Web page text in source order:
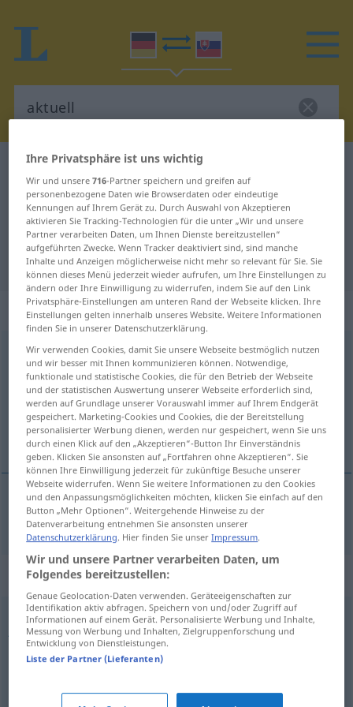
Deutsch-Slowakisch Wörterbuch
Deutsch-Slowakisch Übersetzung
für "aktuell"
"aktuell" Slowakisch Übersetzung
„aktuell“
aktuell
Übersicht aller Übersetzungen
(Für mehr Details die Übersetzung anklicken/antippen)
aktuálny, časový
aktuálny,časový aktuell
Synonyme für "aktuell"
jetzig,augenblicklich (Adj.),heutig,gegenwärtig
in (betont, Emphase) (ugs., engl.)
Ihre Privatsphäre ist uns wichtig
Wir und unsere716-Partner speichern und greifen auf
personenbezogene Daten wie Browserdaten oder eindeutige
Kennungen auf Ihrem Gerät zu. Durch Auswahl von Akzeptieren
aktivieren Sie Tracking-Technologien für die unter „Wir und unsere
Partner verarbeiten Daten, um Ihnen Dienste bereitzustellen“
aufgeführten Zwecke. Wenn Tracker deaktiviert sind, sind manche
Inhalte und Anzeigen möglicherweise nicht mehr so relevant für Sie. Sie
können dieses Menü jederzeit wieder aufrufen, um Ihre Einstellungen zu
ändern oder Ihre Einwilligung zu widerrufen, indem Sie auf den Link
Privatsphäre-Einstellungen am unteren Rand der Webseite klicken. Ihre
Einstellungen gelten innerhalb unseres Website. Weitere Informationen
finden Sie in unserer Datenschutzerklärung.
Wir verwenden Cookies, damit Sie unsere Webseite bestmöglich nutzen
und wir besser mit Ihnen kommunizieren können. Notwendige,
funktionale und statistische Cookies, die für den Betrieb der Webseite
und der statistischen Auswertung unserer Webseite erforderlich sind,
werden auf Grundlage unserer Vorauswahl immer auf Ihrem Endgerät
gespeichert. Marketing-Cookies und Cookies, die der Bereitstellung
personalisierter Werbung dienen, werden nur gespeichert, wenn Sie uns
durch einen Klick auf den „Akzeptieren“-Button Ihr Einverständnis
geben. Klicken Sie ansonsten auf „Fortfahren ohne Akzeptieren“. Sie
können Ihre Einwilligung jederzeit für zukünftige Besuche unserer
Webseite widerrufen. Wenn Sie weitere Informationen zu den Cookies
und den Anpassungsmöglichkeiten möchten, klicken Sie einfach auf den
Button „Mehr Optionen“. Weitergehende Hinweise zu der
Datenverarbeitung entnehmen Sie ansonsten unserer
Datenschutzerklärung. Hier finden Sie unserImpressum.
Wir und unsere Partner verarbeiten Daten, um
Folgendes bereitzustellen:
Genaue Geolocation-Daten verwenden. Geräteeigenschaften zur
Identifikation aktiv abfragen. Speichern von und/oder Zugriff auf
Informationen auf einem Gerät. Personalisierte Werbung und Inhalte,
Messung von Werbung und Inhalten, Zielgruppenforschung und
Entwicklung von Dienstleistungen.
Liste der Partner (Lieferanten)